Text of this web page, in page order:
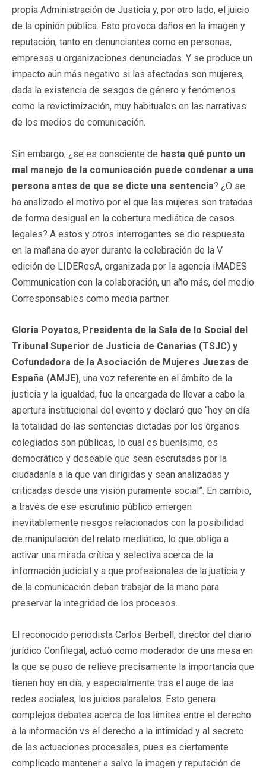
propia Administración de Justicia y, por otro lado, el juicio
de la opinión pública. Esto provoca daños en la imagen y
reputación, tanto en denunciantes como en personas,
empresas u organizaciones denunciadas. Y se produce un
impacto aún más negativo si las afectadas son mujeres,
dada la existencia de sesgos de género y fenómenos
como la revictimización, muy habituales en las narrativas
de los medios de comunicación.
Sin embargo, ¿se es consciente de hasta qué punto un
mal manejo de la comunicación puede condenar a una
persona antes de que se dicte una sentencia? ¿O se
ha analizado el motivo por el que las mujeres son tratadas
de forma desigual en la cobertura mediática de casos
legales? A estos y otros interrogantes se dio respuesta
en la mañana de ayer durante la celebración de la V
edición de LIDEResA, organizada por la agencia iMADES
Communication con la colaboración, un año más, del medio
Corresponsables como media partner.
Gloria Poyatos, Presidenta de la Sala de lo Social del
Tribunal Superior de Justicia de Canarias (TSJC) y
Cofundadora de la Asociación de Mujeres Juezas de
España (AMJE), una voz referente en el ámbito de la
justicia y la igualdad, fue la encargada de llevar a cabo la
apertura institucional del evento y declaró que “hoy en día
la totalidad de las sentencias dictadas por los órganos
colegiados son públicas, lo cual es buenísimo, es
democrático y deseable que sean escrutadas por la
ciudadanía a la que van dirigidas y sean analizadas y
criticadas desde una visión puramente social”. En cambio,
a través de ese escrutinio público emergen
inevitablemente riesgos relacionados con la posibilidad
de manipulación del relato mediático, lo que obliga a
activar una mirada crítica y selectiva acerca de la
información judicial y a que profesionales de la justicia y
de la comunicación deban trabajar de la mano para
preservar la integridad de los procesos.
El reconocido periodista Carlos Berbell, director del diario
jurídico Confilegal, actuó como moderador de una mesa en
la que se puso de relieve precisamente la importancia que
tienen hoy en día, y especialmente tras el auge de las
redes sociales, los juicios paralelos. Esto genera
complejos debates acerca de los límites entre el derecho
a la información vs el derecho a la intimidad y al secreto
de las actuaciones procesales, pues es ciertamente
complicado mantener a salvo la imagen y reputación de